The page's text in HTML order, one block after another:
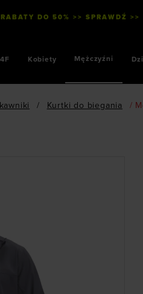
DO 50% >> SPRAWDŹ >>
4F Kobiety Mężczyźni
/ Kurtki do biegania /